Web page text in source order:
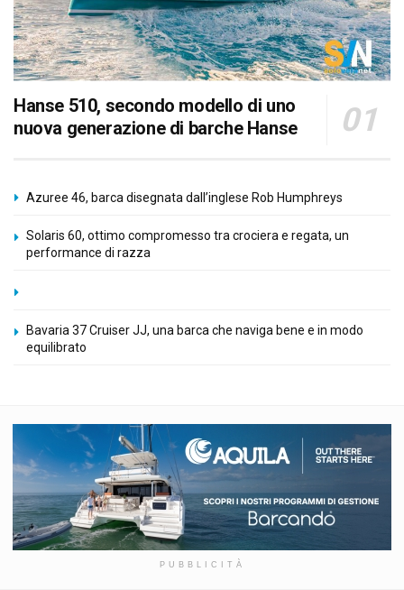
Hanse 510, secondo modello di uno
nuova generazione di barche Hanse
Azuree 46, barca disegnata dall’inglese Rob Humphreys
Solaris 60, ottimo compromesso tra crociera e regata, un
performance di razza
Bavaria 37 Cruiser JJ, una barca che naviga bene e in modo
equilibrato
PUBBLICITÀ